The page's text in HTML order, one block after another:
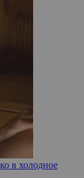
в холодное